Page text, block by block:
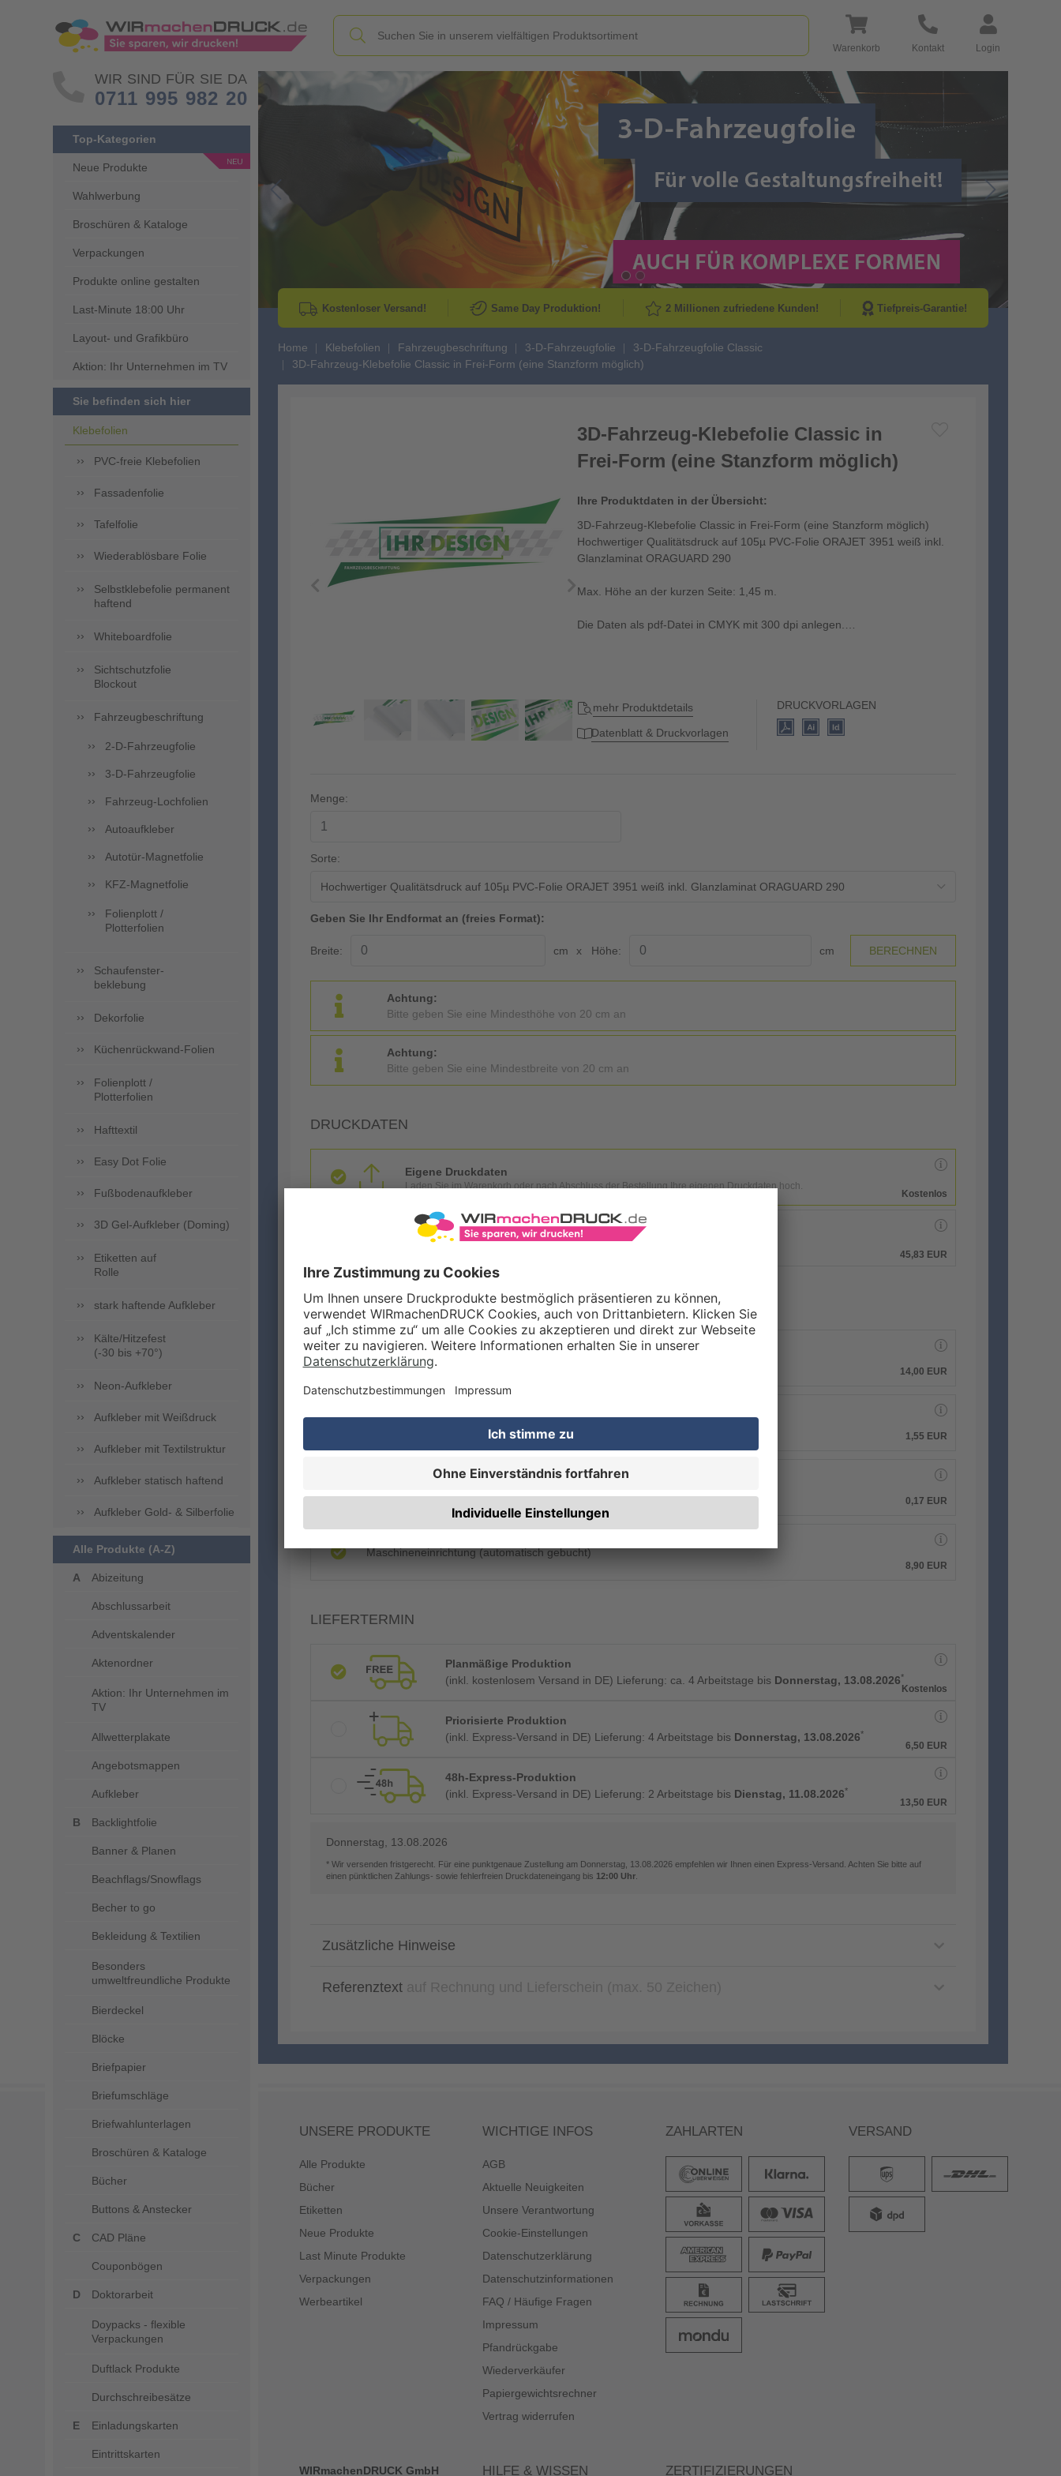
Warenkorb Kontakt Login
WIR SIND FÜR SIE DA
0711 995 982 20
Top-Kategorien
Neue Produkte
Wahlwerbung
Broschüren & Kataloge
Verpackungen
Produkte online gestalten
Last-Minute 18:00 Uhr
Layout- und Grafikbüro
Aktion: Ihr Unternehmen im TV
Sie befinden sich hier
Klebefolien
PVC-freie Klebefolien
Fassadenfolie
Tafelfolie
Wiederablösbare Folie
Selbstklebefolie permanent
haftend
Whiteboardfolie
Sichtschutzfolie
Blockout
Fahrzeugbeschriftung
2-D-Fahrzeugfolie
3-D-Fahrzeugfolie
Fahrzeug-Lochfolien
Autoaufkleber
Autotür-Magnetfolie
KFZ-Magnetfolie
Folienplott /
Plotterfolien
Schaufenster-
beklebung
Dekorfolie
Küchenrückwand-Folien
Folienplott /
Plotterfolien
Hafttextil
Easy Dot Folie
Fußbodenaufkleber
3D Gel-Aufkleber (Doming)
Etiketten auf
Rolle
stark haftende Aufkleber
Kälte/Hitzefest
(-30 bis +70°)
Neon-Aufkleber
Aufkleber mit Weißdruck
Aufkleber mit Textilstruktur
Aufkleber statisch haftend
Aufkleber Gold- & Silberfolie
Alle Produkte (A-Z)
Abizeitung
Abschlussarbeit
Adventskalender
Aktenordner
Aktion: Ihr Unternehmen im
TV
Allwetterplakate
Angebotsmappen
Aufkleber
Backlightfolie
Banner & Planen
Beachflags/Snowflags
Becher to go
Bekleidung & Textilien
Besonders
umweltfreundliche Produkte
Bierdeckel
Blöcke
Briefpapier
Briefumschläge
Briefwahlunterlagen
Broschüren & Kataloge
Bücher
Buttons & Anstecker
CAD Pläne
Couponbögen
Doktorarbeit
Doypacks - flexible
Verpackungen
Duftlack Produkte
Durchschreibesätze
Einladungskarten
Eintrittskarten
Go to Previous Slide Go to Next
Kostenloser Versand! Same Day Produktion! 2 Millionen zufriedene Kunden! Tiefpreis-Garantie!
Home Klebefolien Fahrzeugbeschriftung 3-D-Fahrzeugfolie
3-D-Fahrzeugfolie Classic
3D-Fahrzeug-Klebefolie Classic in Frei-Form (eine Stanzform möglich)
3D-Fahrzeug-Klebefolie Classic in
Frei-Form (eine Stanzform möglich)
Ihre Produktdaten in der Übersicht:
3D-Fahrzeug-Klebefolie Classic in Frei-Form (eine Stanzform möglich)
Hochwertiger Qualitätsdruck auf 105µ PVC-Folie ORAJET 3951 weiß inkl.
Glanzlaminat ORAGUARD 290
Max. Höhe an der kurzen Seite: 1,45 m.
Die Daten als pdf-Datei in CMYK mit 300 dpi anlegen.
mehr Produktdetails
Datenblatt & Druckvorlagen
DRUCKVORLAGEN
Menge:
Sorte:
Hochwertiger Qualitätsdruck auf 105µ PVC-Folie ORAJET 3951 weiß inkl. Glanzlaminat ORAGUARD 290
Geben Sie Ihr Endformat an (freies Format):
Breite: cm Höhe: cm
Achtung:
Bitte geben Sie eine Mindesthöhe von 20 cm an
Achtung:
Bitte geben Sie eine Mindestbreite von 20 cm an
DRUCKDATEN
Eigene Druckdaten
Laden Sie im Warenkorb oder nach Abschluss der Bestellung Ihre eigenen Druckdaten hoch.
Kostenlos
Gestaltungsservice
Unser Kreativteam gestaltet Druckdaten, Logos etc. nach Ihren Wünschen.
45,83 EUR
ZUSATZOPTIONEN
Qualitätskontrolle (von Experten empf.)
14,00 EUR
1,55 EUR
0,17 EUR
Maschineneinrichtung (automatisch gebucht)
8,90 EUR
LIEFERTERMIN
Planmäßige Produktion
(inkl. kostenlosem Versand in DE) Lieferung: ca. 4 Arbeitstage bis Donnerstag, 13.08.2026*
Kostenlos
Priorisierte Produktion
(inkl. Express-Versand in DE) Lieferung: 4 Arbeitstage bis Donnerstag, 13.08.2026*
6,50 EUR
48h-Express-Produktion
(inkl. Express-Versand in DE) Lieferung: 2 Arbeitstage bis Dienstag, 11.08.2026*
13,50 EUR
Donnerstag, 13.08.2026
* Wir versenden fristgerecht. Für eine punktgenaue Zustellung am Donnerstag, 13.08.2026 empfehlen wir Ihnen einen Express-Versand. Achten Sie bitte auf
einen pünktlichen Zahlungs- sowie fehlerfreien Druckdateneingang bis 12:00 Uhr
Zusätzliche Hinweise
Referenztext
UNSERE PRODUKTE
Alle Produkte
Bücher
Etiketten
Neue Produkte
Last Minute Produkte
Verpackungen
Werbeartikel
WICHTIGE INFOS
AGB
Aktuelle Neuigkeiten
Unsere Verantwortung
Cookie-Einstellungen
Datenschutzerklärung
Datenschutzinformationen
FAQ / Häufige Fragen
Impressum
Pfandrückgabe
Wiederverkäufer
Papiergewichtsrechner
Vertrag widerrufen
ZAHLARTEN VERSAND
WIRmachenDRUCK GmbH HILFE & WISSEN ZERTIFIZIERUNGEN